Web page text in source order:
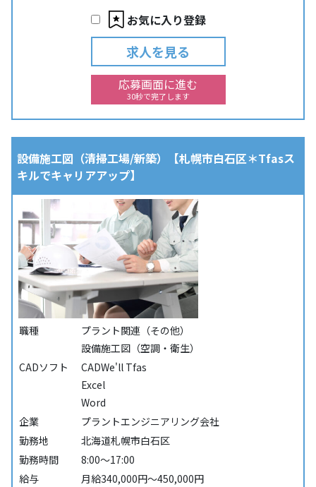
お気に入り登録
求人を見る
応募画面に進む
30秒で完了します
設備施工図（清掃工場/新築）【札幌市白石区＊Tfasス
キルでキャリアアップ】
職種
プラント関連（その他）
設備施工図（空調・衛生）
CADソフト
CADWe'll Tfas
Excel
Word
企業
プラントエンジニアリング会社
勤務地
北海道札幌市白石区
勤務時間
8:00～17:00
給与
月給340,000円～450,000円